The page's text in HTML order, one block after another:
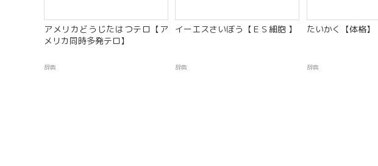
アメリカどうじたはつテロ【ア
メリカ同時多発テロ】
辞典
イーエスさいぼう【ＥＳ細胞 】
辞典
たいかく【体格】
辞典